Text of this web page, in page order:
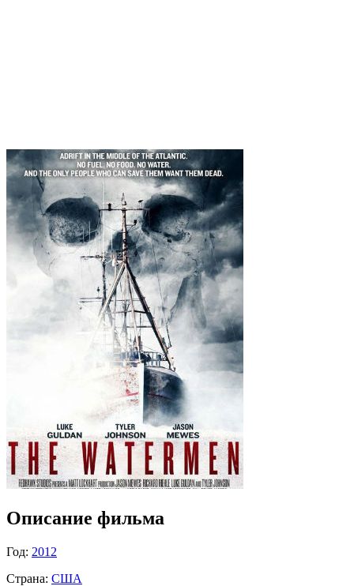
Описание фильма
Год: 2012
Страна: США